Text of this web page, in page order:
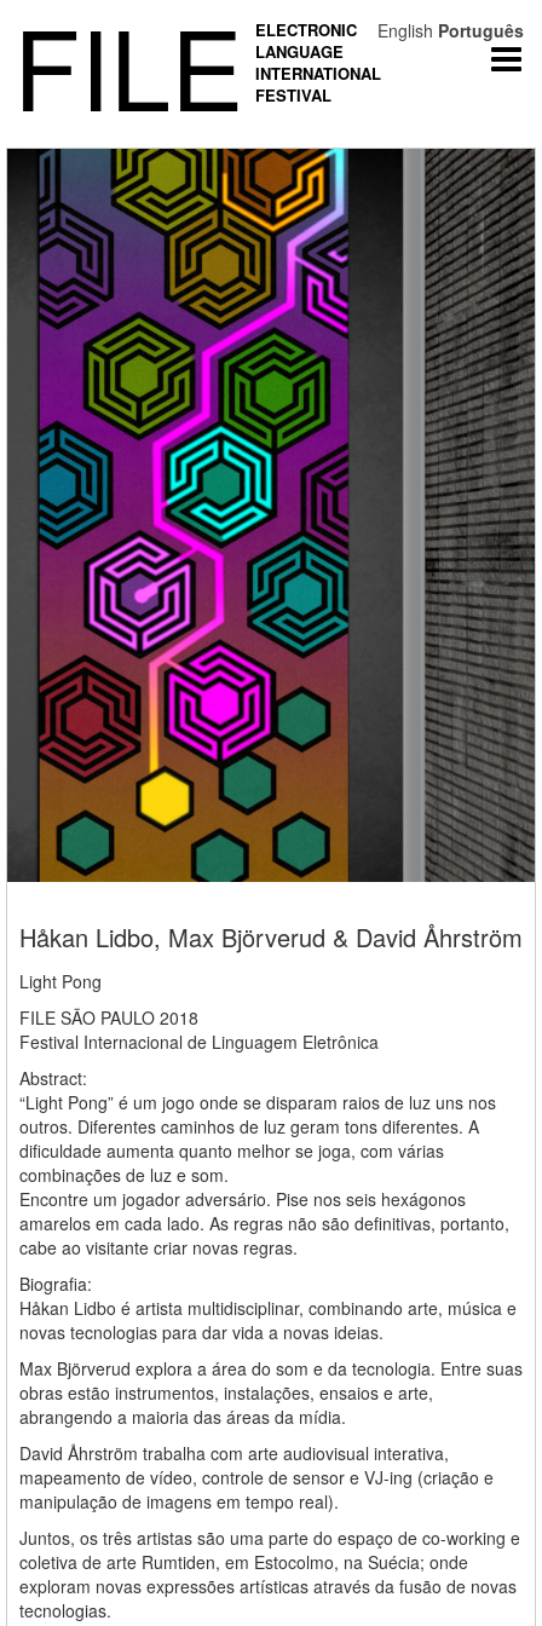
FILE
ELECTRONIC
LANGUAGE
INTERNATIONAL
FESTIVAL
Håkan Lidbo, Max Björverud & David Åhrström
Light Pong
FILE SÃO PAULO 2018
Festival Internacional de Linguagem Eletrônica
Abstract:
“Light Pong” é um jogo onde se disparam raios de luz uns nos
outros. Diferentes caminhos de luz geram tons diferentes. A
dificuldade aumenta quanto melhor se joga, com várias
combinações de luz e som.
Encontre um jogador adversário. Pise nos seis hexágonos
amarelos em cada lado. As regras não são definitivas, portanto,
cabe ao visitante criar novas regras.
Biografia:
Håkan Lidbo é artista multidisciplinar, combinando arte, música e
novas tecnologias para dar vida a novas ideias.
Max Björverud explora a área do som e da tecnologia. Entre suas
obras estão instrumentos, instalações, ensaios e arte,
abrangendo a maioria das áreas da mídia.
David Åhrström trabalha com arte audiovisual interativa,
mapeamento de vídeo, controle de sensor e VJ-ing (criação e
manipulação de imagens em tempo real).
Juntos, os três artistas são uma parte do espaço de co-working e
coletiva de arte Rumtiden, em Estocolmo, na Suécia; onde
exploram novas expressões artísticas através da fusão de novas
tecnologias.
English Português